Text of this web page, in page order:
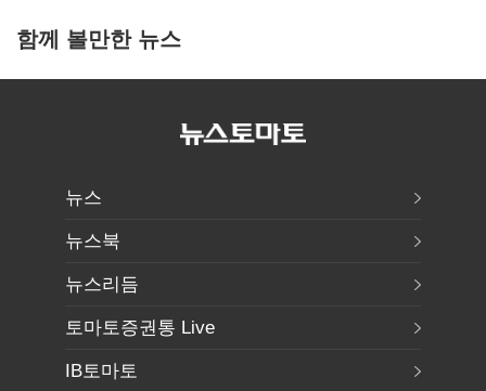
함께 볼만한 뉴스
뉴스
뉴스북
뉴스리듬
토마토증권통 Live
IB토마토